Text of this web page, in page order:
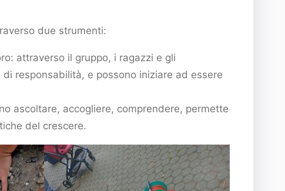
due strumenti:
attraverso il gruppo, i ragazzi e gli
responsabilità, e possono iniziare ad essere
ascoltare, accogliere, comprendere, permette
del crescere.